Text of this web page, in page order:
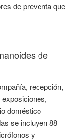
de preventa que
de
recepción,
doméstico
se incluyen 88
y